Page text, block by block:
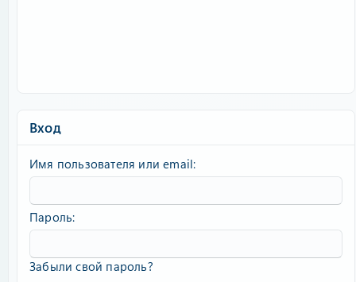
Вход
Имя пользователя или email
Пароль
Забыли свой пароль?